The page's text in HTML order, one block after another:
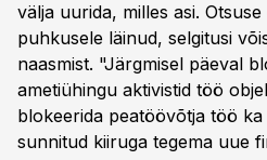
välja uurida, milles asi.
puhkusele läinud, selgitusi
naasmist. "Järgmisel päeval
ametiühingu aktivistid töö
blokeerida peatöövõtja töö ka
sunnitud kiiruga tegema uue